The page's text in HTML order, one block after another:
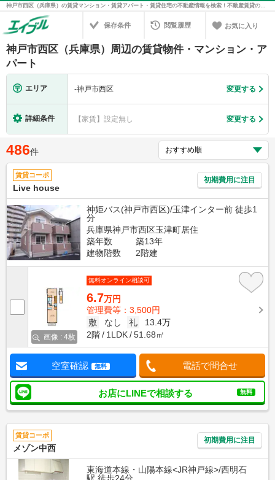
神戸市西区（兵庫県）の賃貸マンション・賃貸アパート・賃貸住宅の不動産情報を検索！不動産賃貸の物件探しは、お部屋探しのエイブル
保存条件 閲覧履歴 お気に入り
神戸市西区（兵庫県）周辺の賃貸物件・マンション・ア
パート
エリア -神戸市西区 変更する
詳細条件 【家賃】設定無し 変更する
486件
賃貸コーポ
Live house
初期費用に注目
神姫バス(神戸市西区)/玉津インター前 徒歩1
分
兵庫県神戸市西区玉津町居住
築年数
築13年
建物階数
2階建
画像 : 4枚
無料オンライン相談可
6.7万円
管理費等：3,500円
敷
なし 礼
13.4万
2階
1LDK 51.68㎡
空室確認 無料 電話で問合せ
お店にLINEで相談する 無料
賃貸コーポ
メゾン中西
初期費用に注目
東海道本線・山陽本線<JR神戸線>/西明石